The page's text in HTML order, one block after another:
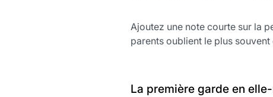
Ajoutez une note courte sur la
parents oublient le plus souvent
La première garde en